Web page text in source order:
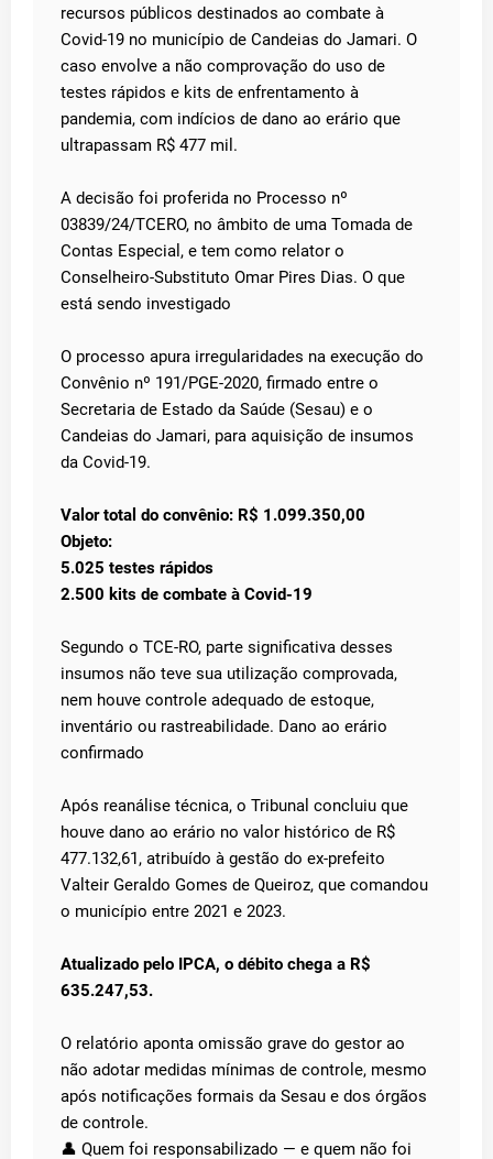
recursos públicos destinados ao combate à
Covid-19 no município de Candeias do Jamari. O
caso envolve a não comprovação do uso de
testes rápidos e kits de enfrentamento à
pandemia, com indícios de dano ao erário que
ultrapassam R$ 477 mil.
A decisão foi proferida no Processo nº
03839/24/TCERO, no âmbito de uma Tomada de
Contas Especial, e tem como relator o
Conselheiro-Substituto Omar Pires Dias. O que
está sendo investigado
O processo apura irregularidades na execução do
Convênio nº 191/PGE-2020, firmado entre o
Secretaria de Estado da Saúde (Sesau) e o
Candeias do Jamari, para aquisição de insumos
da Covid-19.
Valor total do convênio: R$ 1.099.350,00
Objeto:
5.025 testes rápidos
2.500 kits de combate à Covid-19
Segundo o TCE-RO, parte significativa desses
insumos não teve sua utilização comprovada,
nem houve controle adequado de estoque,
inventário ou rastreabilidade. Dano ao erário
confirmado
Após reanálise técnica, o Tribunal concluiu que
houve dano ao erário no valor histórico de R$
477.132,61, atribuído à gestão do ex-prefeito
Valteir Geraldo Gomes de Queiroz, que comandou
o município entre 2021 e 2023.
Atualizado pelo IPCA, o débito chega a R$
635.247,53.
O relatório aponta omissão grave do gestor ao
não adotar medidas mínimas de controle, mesmo
após notificações formais da Sesau e dos órgãos
de controle.
👤 Quem foi responsabilizado — e quem não foi